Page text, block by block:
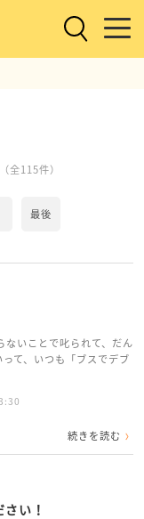
（全115件）
最後
ないことで叱られて、だん
て、いつも「ブスでデブ
続きを読む
い！